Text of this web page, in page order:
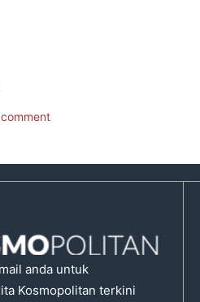
anda untuk
Kosmopolitan terkini